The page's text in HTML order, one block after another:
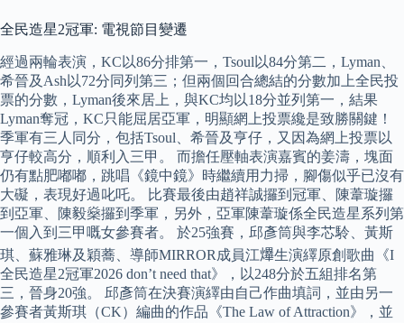
全民造星2冠軍: 電視節目變遷
經過兩輪表演，KC以86分排第一，Tsoul以84分第二，Lyman、
希晉及Ash以72分同列第三；但兩個回合總結的分數加上全民投
票的分數，Lyman後來居上，與KC均以18分並列第一，結果
Lyman奪冠，KC只能屈居亞軍，明顯網上投票纔是致勝關鍵！
季軍有三人同分，包括Tsoul、希晉及亨仔，又因為網上投票以
亨仔較高分，順利入三甲。 而擔任壓軸表演嘉賓的姜濤，塊面
仍有點肥嘟嘟，跳唱《鏡中鏡》時繼續用力掃，腳傷似乎已沒有
大礙，表現好過叱吒。 比賽最後由趙祥誠攞到冠軍、陳葦璇攞
到亞軍、陳毅燊攞到季軍，另外，亞軍陳葦璇係全民造星系列第
一個入到三甲嘅女參賽者。 於25強賽，邱彥筒與李芯駖、黃斯
琪、蘇雅琳及穎蕎、導師MIRROR成員江𤒹生演繹原創歌曲《I
全民造星2冠軍2026 don’t need that》，以248分於五組排名第
三，晉身20強。 邱彥筒在決賽演繹由自己作曲填詞，並由另一
參賽者黃斯琪（CK）編曲的作品《The Law of Attraction》，並